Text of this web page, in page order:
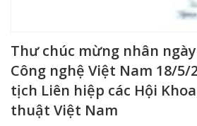
Thư chúc mừng nhân
Công nghệ Việt Nam 18/5/
tịch Liên hiệp các Hội
thuật Việt Nam